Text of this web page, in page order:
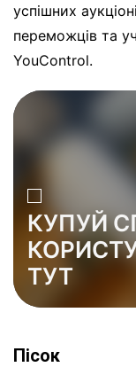
успішних
переможців та
YouControl.
КУПУЙ
ТУТ
Пісок